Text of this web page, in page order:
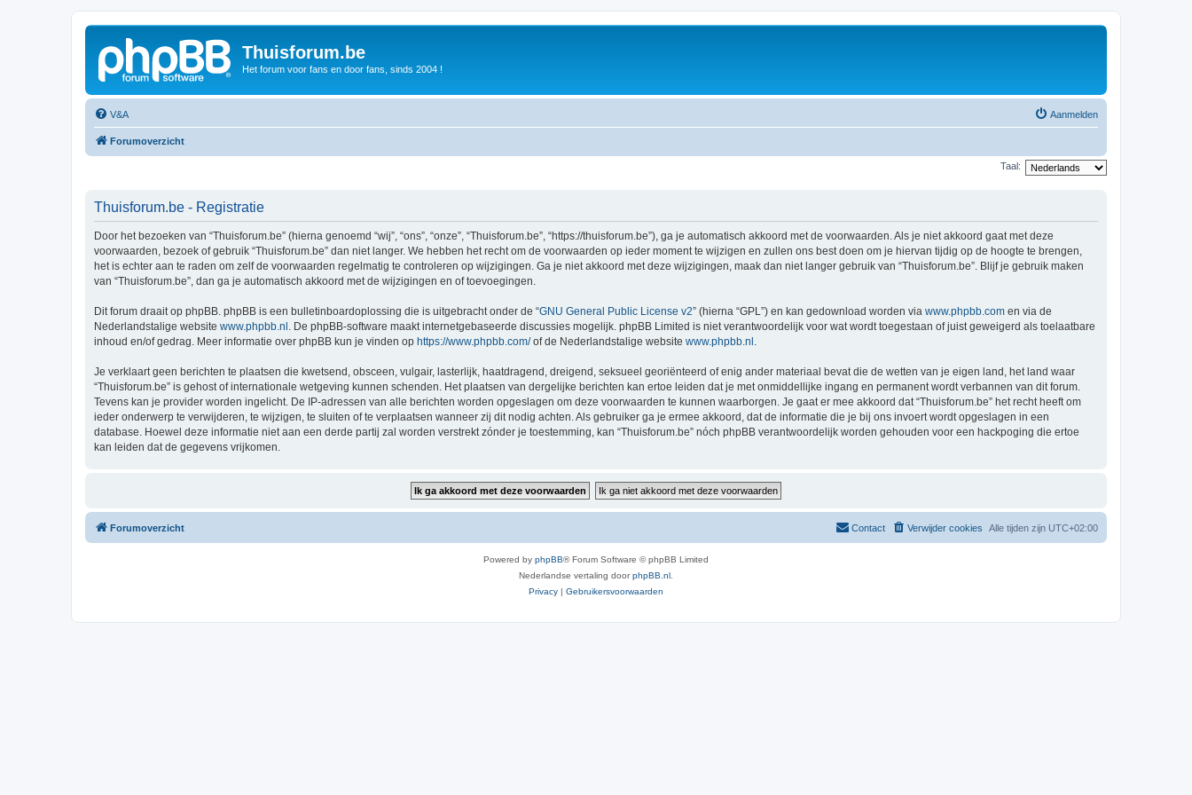
Thuisforum.be
Het forum voor fans en door fans, sinds 2004 !
V&A Aanmelden
Forumoverzicht
Taal:
Thuisforum.be - Registratie
Door het bezoeken van “Thuisforum.be” (hierna genoemd “wij”, “ons”, “onze”, “Thuisforum.be”, “https://thuisforum.be”), ga je automatisch akkoord met de voorwaarden. Als je niet akkoord gaat met deze
voorwaarden, bezoek of gebruik “Thuisforum.be” dan niet langer. We hebben het recht om de voorwaarden op ieder moment te wijzigen en zullen ons best doen om je hiervan tijdig op de hoogte te brengen,
het is echter aan te raden om zelf de voorwaarden regelmatig te controleren op wijzigingen. Ga je niet akkoord met deze wijzigingen, maak dan niet langer gebruik van “Thuisforum.be”. Blijf je gebruik maken
van “Thuisforum.be”, dan ga je automatisch akkoord met de wijzigingen en of toevoegingen.
Dit forum draait op phpBB. phpBB is een bulletinboardoplossing die is uitgebracht onder de “GNU General Public License v2” (hierna “GPL”) en kan gedownload worden via www.phpbb.com en via de
Nederlandstalige website www.phpbb.nl . De phpBB-software maakt internetgebaseerde discussies mogelijk. phpBB Limited is niet verantwoordelijk voor wat wordt toegestaan of juist geweigerd als toelaatbare
inhoud en/of gedrag. Meer informatie over phpBB kun je vinden op https://www.phpbb.com/of de Nederlandstalige website www.phpbb.nl .
Je verklaart geen berichten te plaatsen die kwetsend, obsceen, vulgair, lasterlijk, haatdragend, dreigend, seksueel georiënteerd of enig ander materiaal bevat die de wetten van je eigen land, het land waar
“Thuisforum.be” is gehost of internationale wetgeving kunnen schenden. Het plaatsen van dergelijke berichten kan ertoe leiden dat je met onmiddellijke ingang en permanent wordt verbannen van dit forum.
Tevens kan je provider worden ingelicht. De IP-adressen van alle berichten worden opgeslagen om deze voorwaarden te kunnen waarborgen. Je gaat er mee akkoord dat “Thuisforum.be” het recht heeft om
ieder onderwerp te verwijderen, te wijzigen, te sluiten of te verplaatsen wanneer zij dit nodig achten. Als gebruiker ga je ermee akkoord, dat de informatie die je bij ons invoert wordt opgeslagen in een
database. Hoewel deze informatie niet aan een derde partij zal worden verstrekt zónder je toestemming, kan “Thuisforum.be” nóch phpBB verantwoordelijk worden gehouden voor een hackpoging die ertoe
kan leiden dat de gegevens vrijkomen.
Forumoverzicht Alle tijden zijn UTC+02:00
Verwijder cookies
Contact
Powered by phpBB® Forum Software © phpBB Limited
Nederlandse vertaling doorphpBB.nl
Privacy | Gebruikersvoorwaarden